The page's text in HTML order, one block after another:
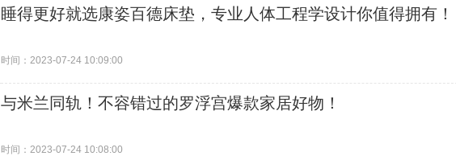
睡得更好就选康姿百德床垫，专业人体工程学设计你值得拥有！
时间：2023-07-24 10:09:00
与米兰同轨！不容错过的罗浮宫爆款家居好物！
时间：2023-07-24 10:08:00